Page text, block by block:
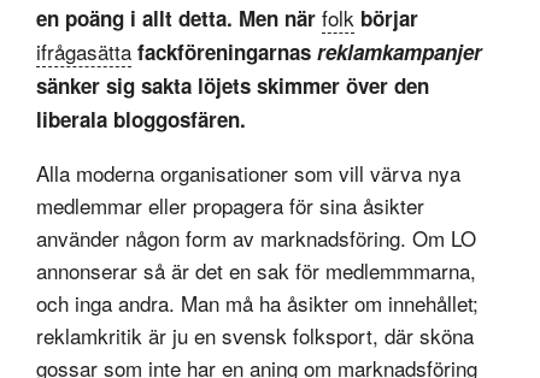
en poäng i allt detta. Men när folk börjar
ifrågasätta fackföreningarnas reklamkampanjer
sänker sig sakta löjets skimmer över den
liberala bloggosfären.
Alla moderna organisationer som vill värva nya
medlemmar eller propagera för sina åsikter
använder någon form av marknadsföring. Om LO
annonserar så är det en sak för medlemmmarna,
och inga andra. Man må ha åsikter om innehållet;
reklamkritik är ju en svensk folksport, där sköna
gossar som inte har en aning om marknadsföring